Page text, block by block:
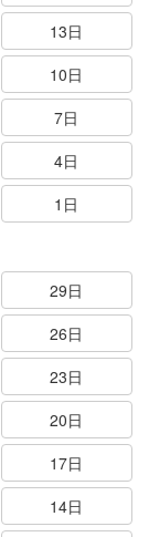
13日
10日
7日
4日
1日
29日
26日
23日
20日
17日
14日